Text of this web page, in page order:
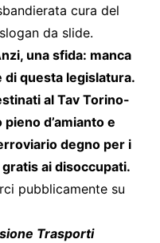
cura del
da slide.
una sfida: manca
di questa legislatura.
al Tav Torino-
d’amianto e
degno per i
ai disoccupati.
pubblicamente su
Trasporti